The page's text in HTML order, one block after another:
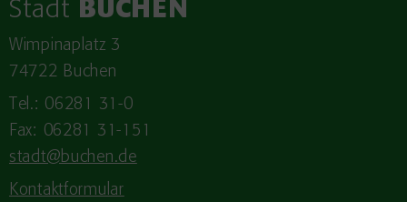
Stadt BUCHEN
Wimpinaplatz 3
74722 Buchen
Tel.: 06281 31-0
Fax: 06281 31-151
stadt@buchen.de
Kontaktformular